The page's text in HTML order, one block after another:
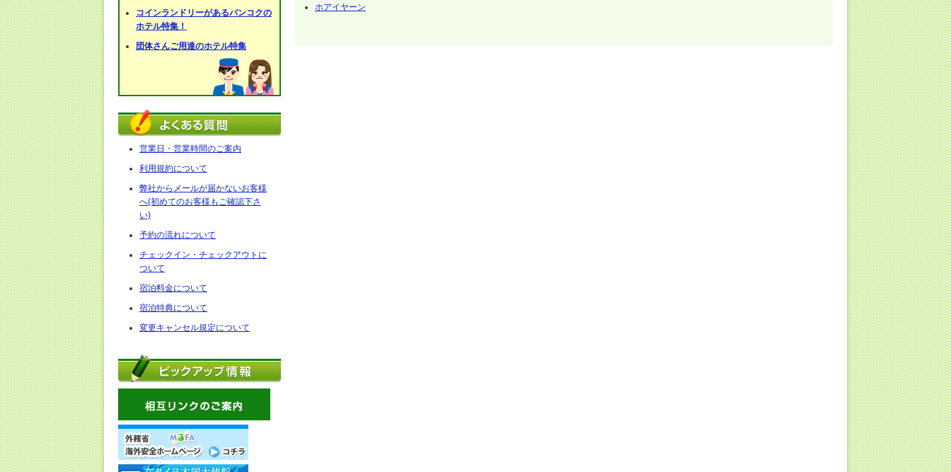
コインランドリーがあるバンコクの
ホテル特集！
団体さんご用達のホテル特集
営業日・営業時間のご案内
利用規約について
弊社からメールが届かないお客様
へ(初めてのお客様もご確認下さ
い)
予約の流れについて
チェックイン・チェックアウトに
ついて
宿泊料金について
宿泊特典について
変更キャンセル規定について
ホアイヤーン